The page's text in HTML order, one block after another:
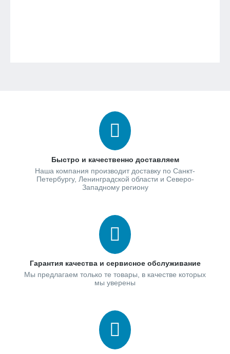
Быстро и качественно доставляем
Наша компания производит доставку по Санкт-
Петербургу, Ленинградской области и Северо-
Западному региону
Гарантия качества и сервисное обслуживание
Мы предлагаем только те товары, в качестве которых
мы уверены